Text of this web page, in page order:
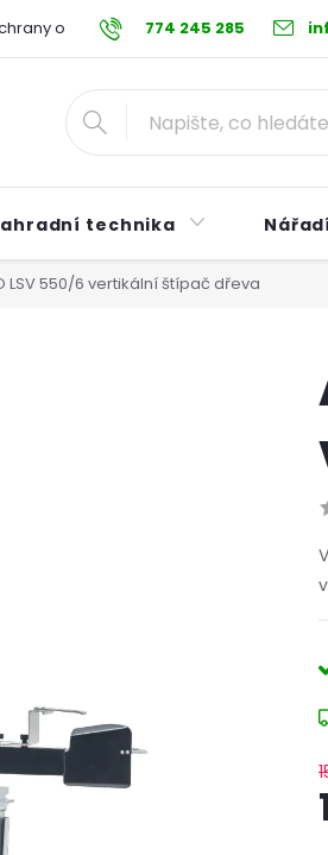
774 245 285
osobních údajů Reklamační
technika Nářadí
LSV 550/6 vertikální štípač dřeva